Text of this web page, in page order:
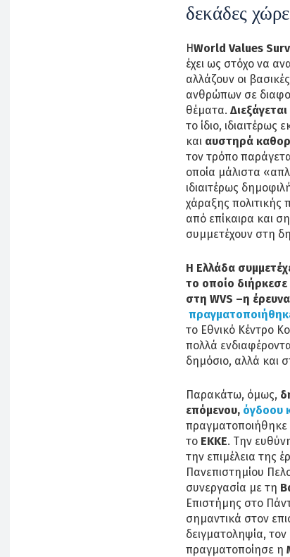
δεκάδες
ΗWorld Values
έχει ως στόχο να
αλλάζουν οι
ανθρώπων σε
θέματα.
το ίδιο, ιδιαιτέρως
και αυστηρά
τον τρόπο
οποία μάλιστα
ιδιαιτέρως
χάραξης πολιτικής
από επίκαιρα και
συμμετέχουν στη
Η Ελλάδα
το οποίο
στη WVS –η
το Εθνικό Κέντρο
πολλά
δημόσιο, αλλά και
Παρακάτω, όμως,
επόμενου, όγδοου
πραγματοποιήθηκε
το ΕΚΚΕ. Την
την επιμέλεια της
Πανεπιστημίου
συνεργασία με τη
Επιστήμης στο
σημαντικά στον
δειγματοληψία,
πραγματοποίησε η